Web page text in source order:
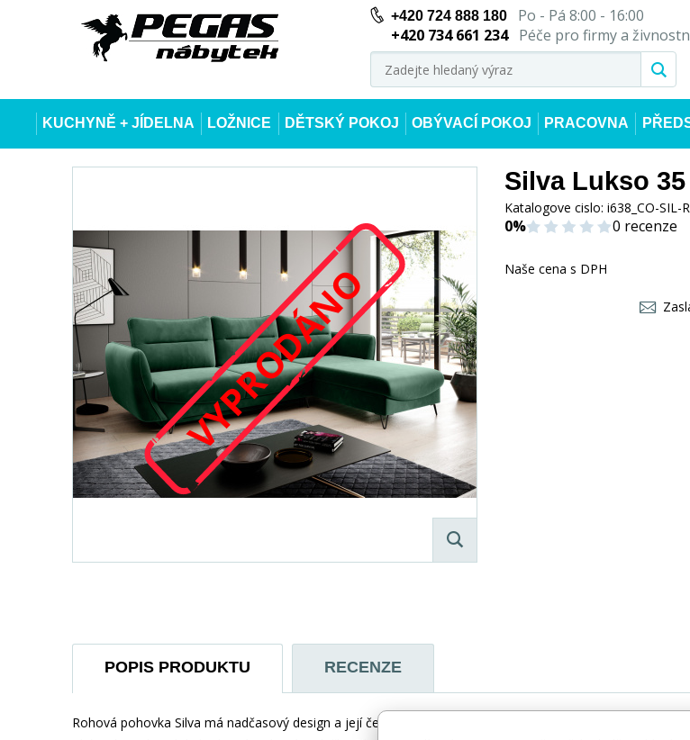
+420 724 888 180Po - Pá 8:00 - 16:00
+420 734 661 234
Péče pro firmy a
KUCHYNĚ + JÍDELNA LOŽNICE DĚTSKÝ POKOJ OBÝVACÍ POKOJ PRACOVNA
VYPRODÁNO
Silva Lukso
Katalogove cislo: i638_CO-SIL-
0% 0 recenze
Naše cena s DPH
POPIS PRODUKTU RECENZE
Rohová pohovka Silva má nadčasový design a její černé, výrazné ocelové nohy dodávají styl a moderní